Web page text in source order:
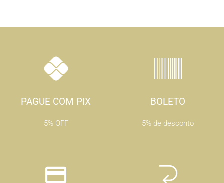
PAGUE COM PIX
5% OFF
BOLETO
5% de desconto